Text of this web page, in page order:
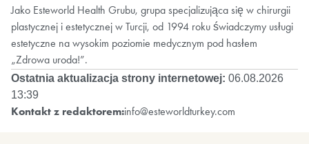
Jako Esteworld Health Grubu, grupa specjalizująca się w chirurgii
plastycznej i estetycznej w Turcji, od 1994 roku świadczymy usługi
estetyczne na wysokim poziomie medycznym pod hasłem
„Zdrowa uroda!”.
Ostatnia aktualizacja strony internetowej: 06.08.2026
13:39
Kontakt z redaktorem:info@esteworldturkey.com